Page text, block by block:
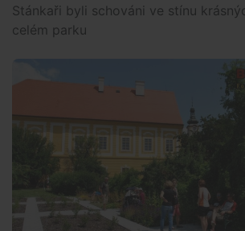
Stánkaři byli schováni ve stínu
celém parku